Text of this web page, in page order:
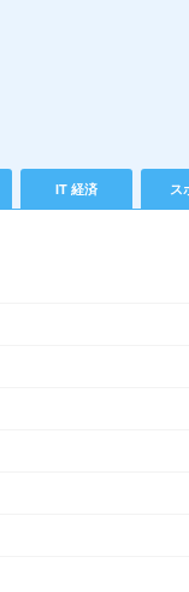
IT 経済 ス